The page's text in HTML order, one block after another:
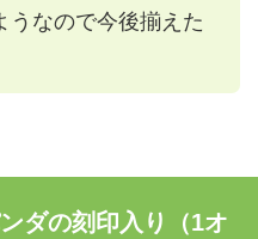
うなので今後揃えた
ダの刻印入り（1オ